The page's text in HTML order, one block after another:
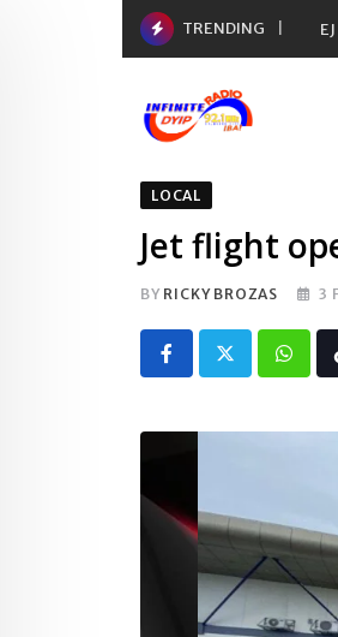
TRENDING
LOCAL
Jet flight
BY RICKY BROZAS 3